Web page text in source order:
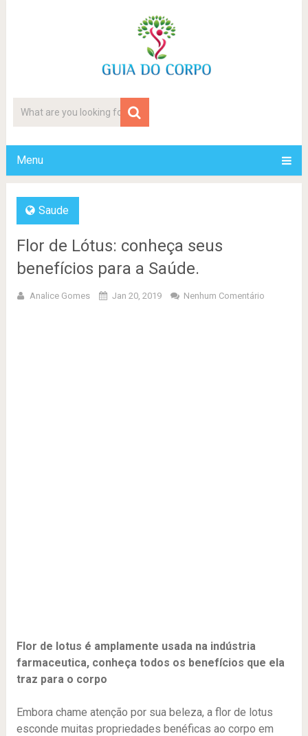
Menu
Saude
Flor de Lótus: conheça seus
benefícios para a Saúde.
Analice Gomes Jan 20, 2019 Nenhum Comentário
Flor de lotus é amplamente usada na indústria
farmaceutica, conheça todos os benefícios que ela
traz para o corpo
Embora chame atenção por sua beleza, a flor de lotus
esconde muitas propriedades benéficas ao corpo em